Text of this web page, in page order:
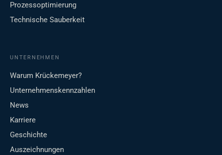
Prozessoptimierung
Technische Sauberkeit
UNTERNEHMEN
Warum Krückemeyer?
Unternehmenskennzahlen
News
Karriere
Geschichte
Auszeichnungen